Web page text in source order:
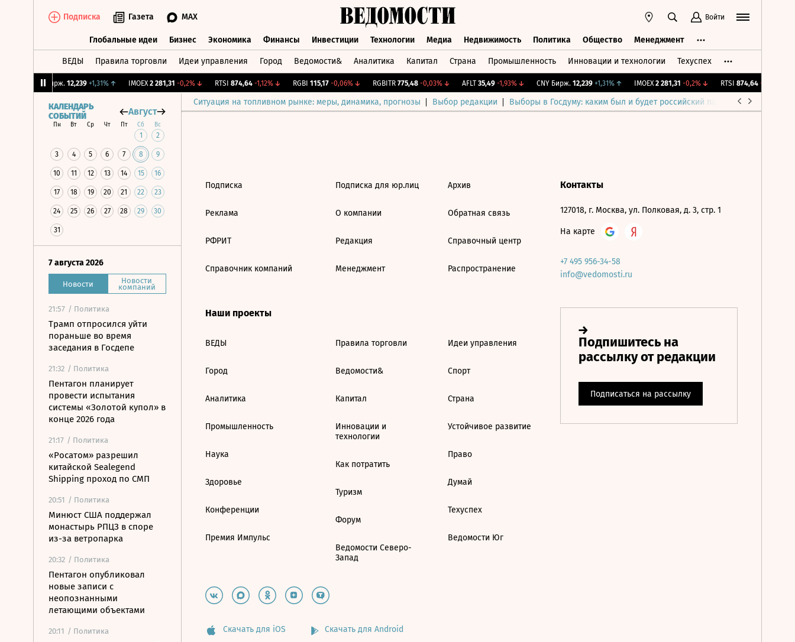
Подписка Газета MAX Войти
Глобальные идеи Бизнес Экономика Финансы Инвестиции Технологии Медиа Недвижимость Политика Общество Менеджмент
ВЕДЫ Правила торговли Идеи управления Город Ведомости& Аналитика Капитал Страна Промышленность Инновации и технологии Техуспех
CNY Бирж. 12,239 +1,31%↑ IMOEX 2 281,31 -0,2%↓ RTSI 874,64 -1,12%↓ RGBI 115,17 -0,06%↓ RGBITR 775,48 -0,03%↓ AFLT 35,49 -1,93%↓ CNY Бирж. 12,239 +1,31%↑ IMOEX 2 281,31 -0,2%↓ RTSI 874,64 -1,12%
Ситуация на топливном рынке: меры, динамика, прогнозы Выбор редакции Выборы в Госдуму: каким был и будет российский парламент
КАЛЕНДАРЬ
СОБЫТИЙ
Август
Пн Вт Ср Чт Пт Сб Вс
1 2
3 4 5 6 7 8 9
10 11 12 13 14 15 16
17 18 19 20 21 22 23
24 25 26 27 28 29 30
31
7 августа 2026
Новости Новости
компаний
21:57 / Политика
Трамп отпросился уйти
пораньше во время
заседания в Госдепе
21:32 / Политика
Пентагон планирует
провести испытания
системы «Золотой купол» в
конце 2026 года
21:17 / Политика
«Росатом» разрешил
китайской Sealegend
Shipping проход по СМП
20:51 / Политика
Минюст США поддержал
монастырь РПЦЗ в споре
из-за ветропарка
20:32 / Политика
Пентагон опубликовал
новые записи с
неопознанными
летающими объектами
20:11 / Политика
Подписка
Реклама
РФРИТ
Справочник компаний
Подписка для юр.лиц
О компании
Редакция
Менеджмент
Архив
Обратная связь
Справочный центр
Распространение
Наши проекты
ВЕДЫ
Город
Аналитика
Промышленность
Наука
Здоровье
Конференции
Премия Импульс
Правила торговли
Ведомости&
Капитал
Инновации и
технологии
Как потратить
Туризм
Форум
Ведомости Северо-
Запад
Идеи управления
Спорт
Страна
Устойчивое развитие
Право
Думай
Техуспех
Ведомости Юг
Контакты
127018, г. Москва, ул. Полковая, д. 3, стр. 1
На карте
+7 495 956-34-58
info@vedomosti.ru
Скачать для iOS Скачать для Android